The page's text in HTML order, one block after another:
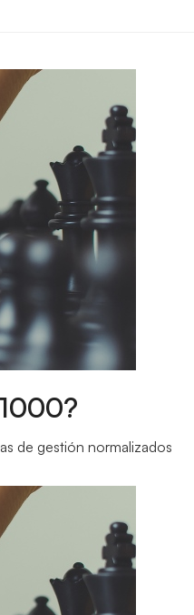
de gestión normalizados